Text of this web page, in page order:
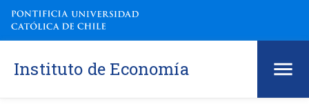
Instituto de Economía